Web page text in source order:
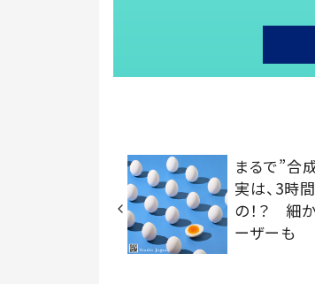
まるで”合
実は、3時
の！？ 細
ーザーも